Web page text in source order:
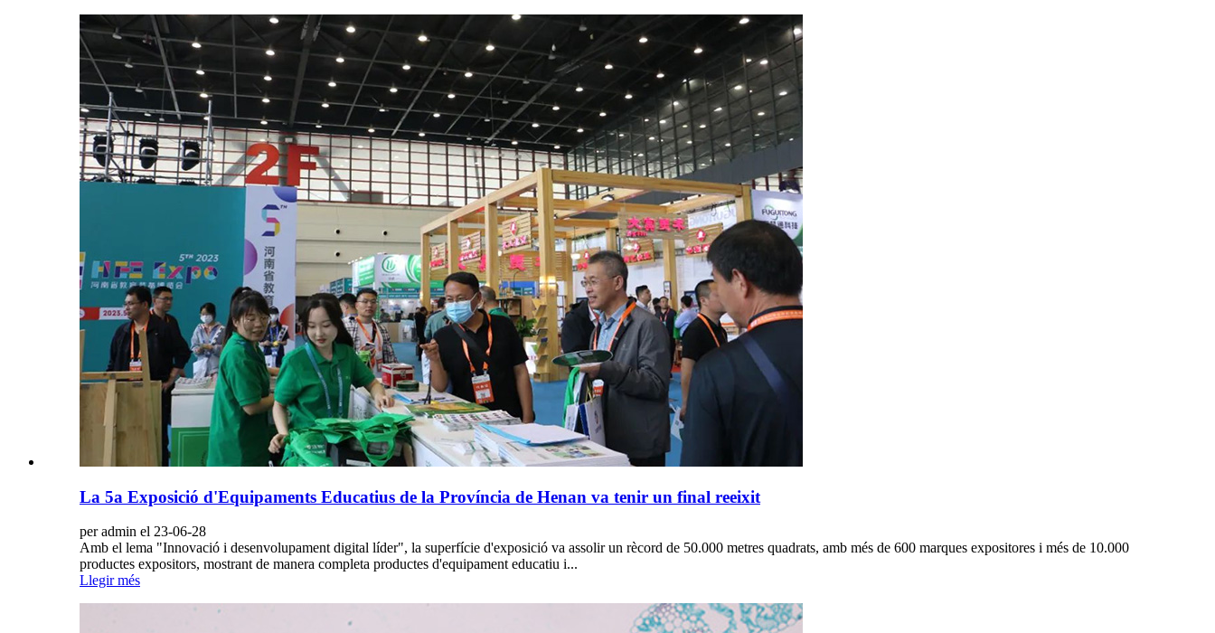
La 5a Exposició d'Equipaments Educatius de la Província de Henan va tenir un final reeixit
per admin el 23-06-28
Amb el lema "Innovació i desenvolupament digital líder", la superfície d'exposició va assolir un rècord de 50.000 metres quadrats, amb més de 600 marques expositores i més de 10.000
productes expositors, mostrant de manera completa productes d'equipament educatiu i...
Llegir més